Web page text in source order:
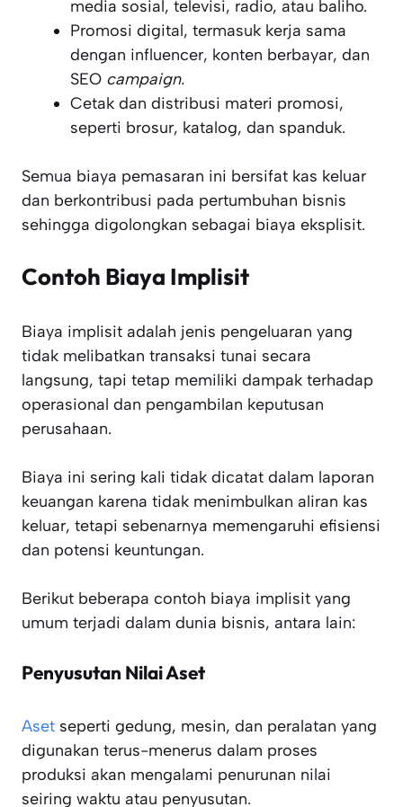
media sosial, televisi, radio, atau baliho.
Promosi digital, termasuk kerja sama
dengan influencer, konten berbayar, dan
SEO campaign.
Cetak dan distribusi materi promosi,
seperti brosur, katalog, dan spanduk.
Semua biaya pemasaran ini bersifat kas keluar
dan berkontribusi pada pertumbuhan bisnis
sehingga digolongkan sebagai biaya eksplisit.
Contoh Biaya Implisit
Biaya implisit adalah jenis pengeluaran yang
tidak melibatkan transaksi tunai secara
langsung, tapi tetap memiliki dampak terhadap
operasional dan pengambilan keputusan
perusahaan.
Biaya ini sering kali tidak dicatat dalam laporan
keuangan karena tidak menimbulkan aliran kas
keluar, tetapi sebenarnya memengaruhi efisiensi
dan potensi keuntungan.
Berikut beberapa contoh biaya implisit yang
umum terjadi dalam dunia bisnis, antara lain:
Penyusutan Nilai Aset
Aset seperti gedung, mesin, dan peralatan yang
digunakan terus-menerus dalam proses
produksi akan mengalami penurunan nilai
seiring waktu atau penyusutan.